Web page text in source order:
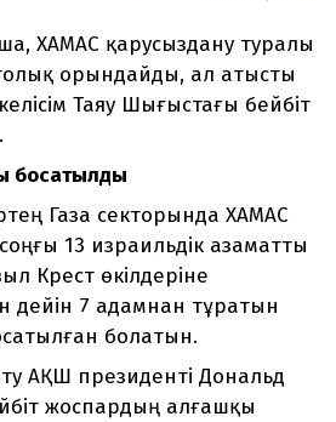
ХАМАС қарусыздану туралы
орындайды, ал атысты
Таяу Шығыстағы бейбіт
босатылды
Газа секторында ХАМАС
13 израильдік азаматты
Крест өкілдеріне
дейін 7 адамнан тұратын
болатын.
АҚШ президенті Дональд
жоспардың алғашқы